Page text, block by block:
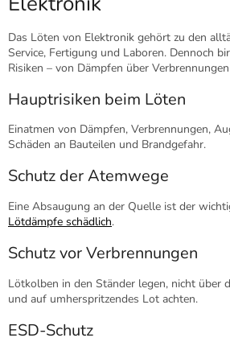
Das Löten von Elektronik gehört zu den
Service, Fertigung und Laboren. Dennoch
Risiken – von Dämpfen über
Hauptrisiken beim Löten
Einatmen von Dämpfen, Verbrennungen,
Schäden an Bauteilen und Brandgefahr.
Schutz der Atemwege
Eine Absaugung an der Quelle ist der
Lötdämpfe schädlich.
Schutz vor Verbrennungen
Lötkolben in den Ständer legen, nicht über
und auf umherspritzendes Lot achten.
ESD-Schutz